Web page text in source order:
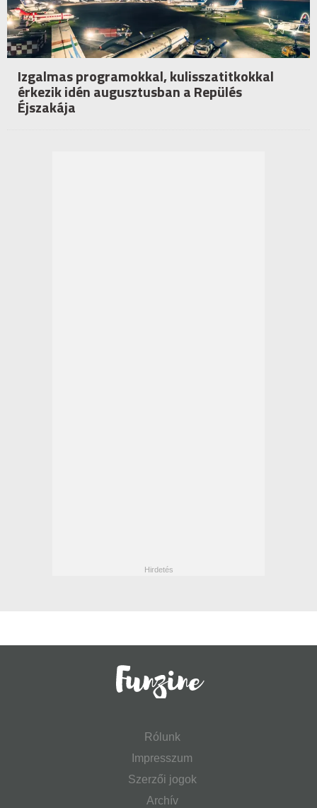
Izgalmas programokkal, kulisszatitkokkal
érkezik idén augusztusban a Repülés
Éjszakája
Rólunk
Impresszum
Szerzői jogok
Archív